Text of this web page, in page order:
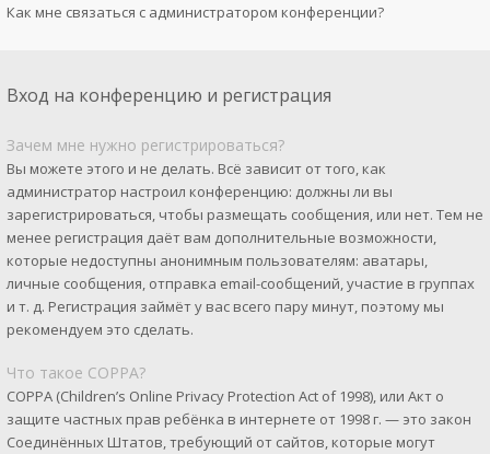
Как мне связаться с администратором конференции?
Вход на конференцию и регистрация
Зачем мне нужно регистрироваться?
Вы можете этого и не делать. Всё зависит от того, как
администратор настроил конференцию: должны ли вы
зарегистрироваться, чтобы размещать сообщения, или нет. Тем не
менее регистрация даёт вам дополнительные возможности,
которые недоступны анонимным пользователям: аватары,
личные сообщения, отправка email-сообщений, участие в группах
и т. д. Регистрация займёт у вас всего пару минут, поэтому мы
рекомендуем это сделать.
Что такое COPPA?
COPPA (Children’s Online Privacy Protection Act of 1998), или Акт о
защите частных прав ребёнка в интернете от 1998 г. — это закон
Соединённых Штатов, требующий от сайтов, которые могут